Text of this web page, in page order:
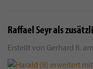
Raffael Seyr als
Erstellt von Gerhard R. am